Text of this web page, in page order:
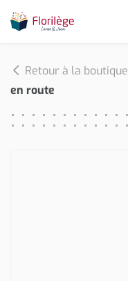
Retour à la boutique
en route